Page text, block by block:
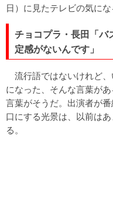
日）に見たテレビの気に
チョコプラ・長田「バ
定感がないんです」
流行語ではないけれど、
になった、そんな言葉があ
言葉がそうだ。出演者が
口にする光景は、以前は
る。